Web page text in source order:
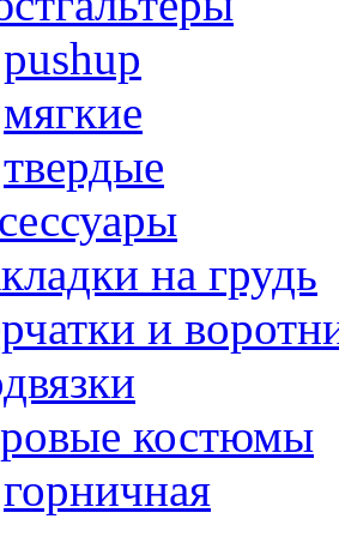
pushup
мягкие
твердые
на грудь
и
костюмы
горничная